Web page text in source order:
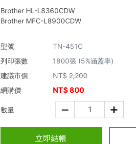
Brother HL-L8360CDW
Brother MFC-L8900CDW
型號
TN-451C
列印張數
1800張 (5%涵蓋率)
建議市價
NT$ 2,200
網購價
NT$800
數量
立即結帳